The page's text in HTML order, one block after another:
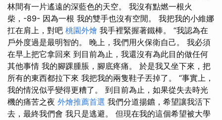
林間有一片遙遠的深藍色的天空。 我沒有點燃一根火
柴，-89- 因為一根 我的雙手也沒有空閒。 我把我的小維娜
扛在肩上，對吧 桃園外燴 我手裡緊握著鐵棒。 “我認為在
戶外度過是最明智的。 晚上，我們用火保衛自己。 我必須
在早上把它拿回來 到目前為止，我還沒有為此目的做任何
其他事情 我的腳踝腫脹，腳底疼痛。 於是我又坐下來，把
所有的東西都拉下來 我把我的兩隻鞋子丟掉了。 “事實上，
我的情況似乎變得更糟了。 到目前為止，如果從失去時光
機的痛苦之夜 外燴推薦首選 我們分道揚鑣，希望讓我活下
去，最終我們會 我只是逃避。 但現在我的這個希望被大學